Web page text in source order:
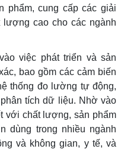
phẩm, cung cấp các giải
cao cho các ngành
việc phát triển và sản
bao gồm các cảm biến
thống đo lường tự động,
tích dữ liệu. Nhờ vào
với chất lượng, sản phẩm
dùng trong nhiều ngành
và không gian, y tế, và